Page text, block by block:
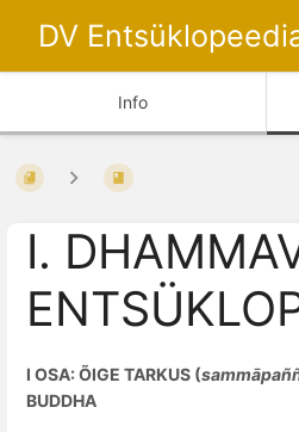
DV
Info
I.
I OSA: ÕIGE TARKUS (
BUDDHA